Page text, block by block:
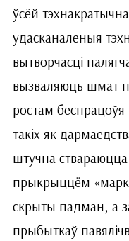
ўсёй
удасканаленыя
вытворчасці
вызваляюць шмат
ростам беспрацоўя
такіх як
штучна
прыкрыццём
скрыты падман, а
прыбыткаў